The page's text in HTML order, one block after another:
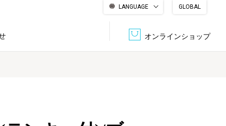
LANGUAGE
GLOBAL
オンラインショップ
筆記具 DPS（データ・プリント・サービス）
認証一覧